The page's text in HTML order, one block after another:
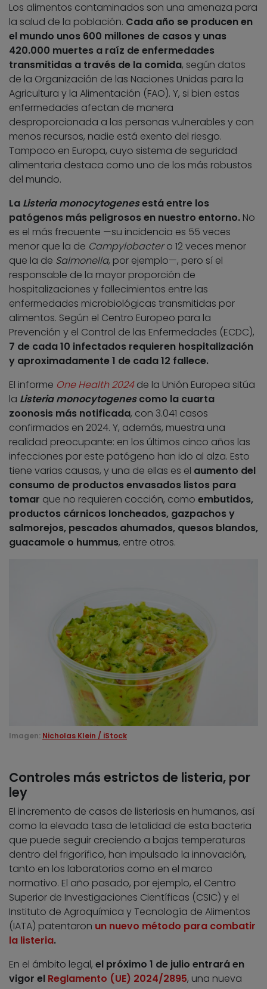
Los alimentos contaminados son una amenaza para
la salud de la población. Cada año se producen en
el mundo unos 600 millones de casos y unas
420.000 muertes a raíz de enfermedades
transmitidas a través de la comida, según datos
de la Organización de las Naciones Unidas para la
Agricultura y la Alimentación (FAO). Y, si bien estas
enfermedades afectan de manera
desproporcionada a las personas vulnerables y con
menos recursos, nadie está exento del riesgo.
Tampoco en Europa, cuyo sistema de seguridad
alimentaria destaca como uno de los más robustos
del mundo.
La Listeria monocytogenesestá entre los
patógenos más peligrosos en nuestro entorno. No
es el más frecuente —su incidencia es 55 veces
menor que la de Campylobactero 12 veces menor
que la de Salmonella, por ejemplo—, pero sí el
responsable de la mayor proporción de
hospitalizaciones y fallecimientos entre las
enfermedades microbiológicas transmitidas por
alimentos. Según el Centro Europeo para la
Prevención y el Control de las Enfermedades (ECDC),
7 de cada 10 infectados requieren hospitalización
y aproximadamente 1 de cada 12 fallece.
El informe One Health 2024de la Unión Europea sitúa
la Listeria monocytogenescomo la cuarta
zoonosis más notificada, con 3.041 casos
confirmados en 2024. Y, además, muestra una
realidad preocupante: en los últimos cinco años las
infecciones por este patógeno han ido al alza. Esto
tiene varias causas, y una de ellas es el aumento del
consumo de productos envasados listos para
tomar que no requieren cocción, como embutidos,
productos cárnicos loncheados, gazpachos y
salmorejos, pescados ahumados, quesos blandos,
guacamole o hummus, entre otros.
Imagen: Nicholas Klein / iStock
Controles más estrictos de listeria, por
ley
El incremento de casos de listeriosis en humanos, así
como la elevada tasa de letalidad de esta bacteria
que puede seguir creciendo a bajas temperaturas
dentro del frigorífico, han impulsado la innovación,
tanto en los laboratorios como en el marco
normativo. El año pasado, por ejemplo, el Centro
Superior de Investigaciones Científicas (CSIC) y el
Instituto de Agroquímica y Tecnología de Alimentos
(IATA) patentaron un nuevo método para combatir
la listeria.
En el ámbito legal, el próximo 1 de julio entrará en
vigor el Reglamento (UE) 2024/2895, una nueva